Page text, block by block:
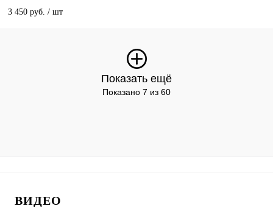
3 450 руб. / шт
Показать ещё
Показано 7 из 60
ВИДЕО